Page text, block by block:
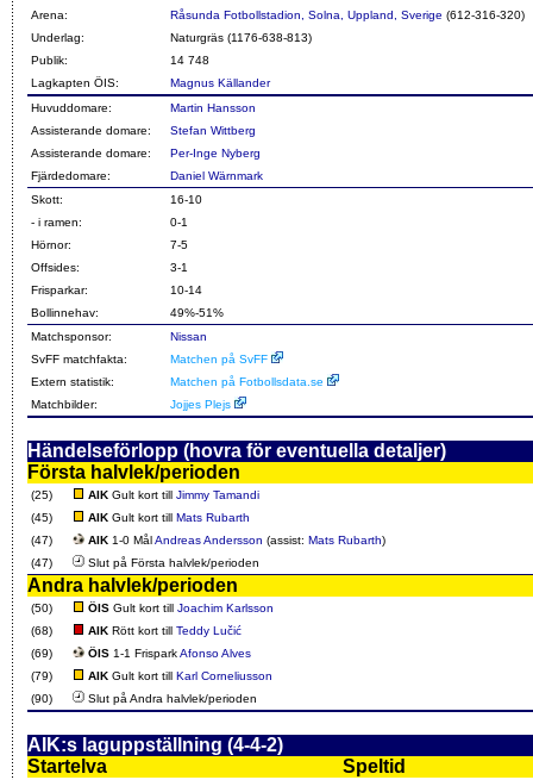
Arena:
Råsunda Fotbollstadion, Solna, Uppland, Sverige (612-316-320)
Underlag:
Naturgräs (1176-638-813)
Publik:
14 748
Lagkapten ÖIS:
Magnus Källander
Huvuddomare:
Martin Hansson
Assisterande domare:
Stefan Wittberg
Assisterande domare:
Per-Inge Nyberg
Fjärdedomare:
Daniel Wärnmark
Skott:
16-10
- i ramen:
0-1
Hörnor:
7-5
Offsides:
3-1
Frisparkar:
10-14
Bollinnehav:
49%-51%
Matchsponsor:
Nissan
SvFF matchfakta:
Matchen på SvFF
Extern statistik:
Matchen på Fotbollsdata.se
Matchbilder:
Jojjes Plejs
Händelseförlopp (hovra för eventuella detaljer)
Första halvlek/perioden
(25) AIK Gult kort till Jimmy Tamandi
(45)
AIK Gult kort till Mats Rubarth
(47)
AIK 1-0 MålAndreas Andersson (assist: Mats Rubarth)
(47)
Slut på Första halvlek/perioden
Andra halvlek/perioden
(50) ÖIS Gult kort till Joachim Karlsson
(68)
AIK Rött kort till Teddy Lučić
(69)
ÖIS 1-1 FrisparkAfonso Alves
(79)
AIK Gult kort till Karl Corneliusson
(90)
Slut på Andra halvlek/perioden
AIK:s laguppställning (4-4-2)
Startelva
Speltid